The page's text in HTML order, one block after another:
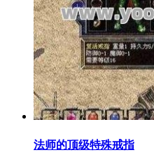
法师的顶级特殊戒指